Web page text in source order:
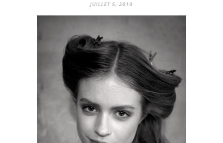
JUILLET 5, 2010